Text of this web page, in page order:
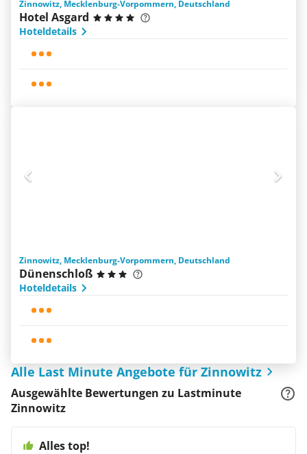
Zinnowitz, Mecklenburg-Vorpommern, Deutschland
Hotel Asgard
Hoteldetails
Zinnowitz, Mecklenburg-Vorpommern, Deutschland
Dünenschloß
Hoteldetails
Alle Last Minute Angebote für Zinnowitz
Ausgewählte Bewertungen zu Lastminute
Zinnowitz
Alles top!